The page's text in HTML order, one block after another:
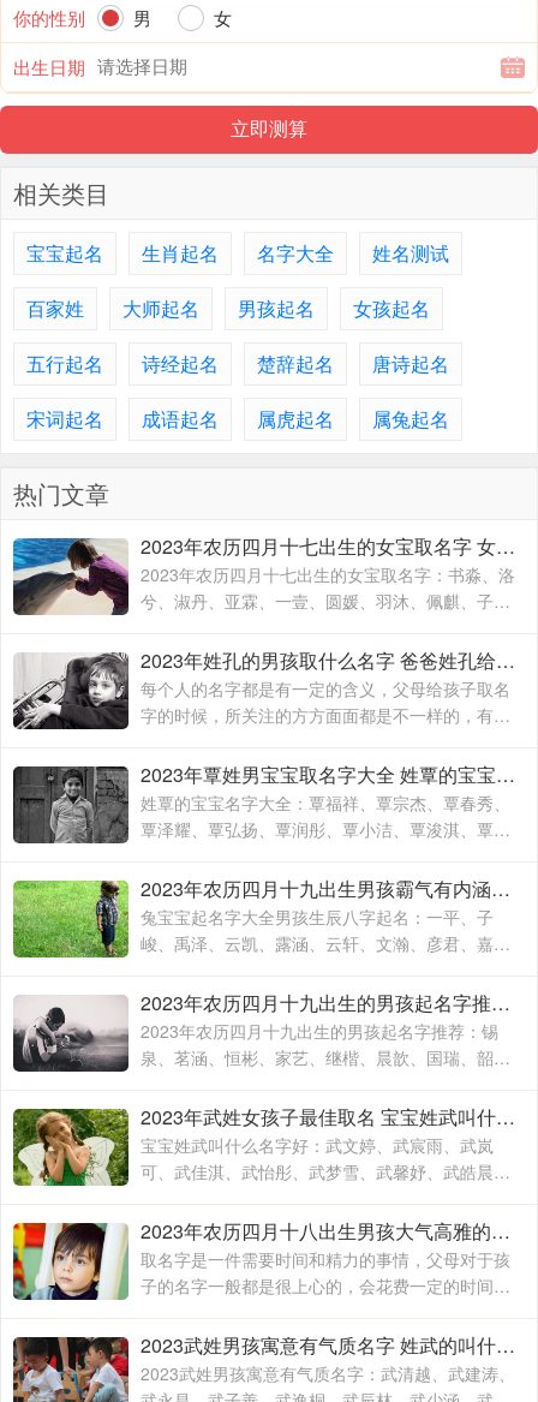
你的性别
男
女
出生日期
相关类目
宝宝起名 生肖起名 名字大全
姓名测试
百家姓
大师起名 男孩起名
女孩起名
五行起名
诗经起名 楚辞起名
唐诗起名
宋词起名
成语起名 属虎起名 属兔起名
热门文章
2023年农历四月十七出生的女宝取名字 女宝宝名字大全2023属兔
2023年农历四月十七出生的女宝取名字：书淼、洛
兮、淑丹、亚霖、一壹、圆媛、羽沐、佩麒、子
卉、冰馨、伶瑶、青霖、翠云、雯雨、可菡、宸
佑、书玮、彤晴、禾木
2023年姓孔的男孩取什么名字 爸爸姓孔给宝宝取名
每个人的名字都是有一定的含义，父母给孩子取名
字的时候，所关注的方方面面都是不一样的，有的
时候就算是同名同姓的人，相信所展现出来的寓意
也是有所不同的，这主要要看父母对于孩子的期待
和要求
2023年覃姓男宝宝取名字大全 姓覃的宝宝名字大全
姓覃的宝宝名字大全：覃福祥、覃宗杰、覃春秀、
覃泽耀、覃弘扬、覃润彤、覃小洁、覃浚淇、覃炳
坤、覃玉阳、覃宗宝、覃兴隆、覃天予、覃欣君、
覃瑞源、覃吉米、覃熙
2023年农历四月十九出生男孩霸气有内涵的名字 兔宝宝起名字大全男孩生辰八字起名
兔宝宝起名字大全男孩生辰八字起名：一平、子
峻、禹泽、云凯、露涵、云轩、文瀚、彦君、嘉
林、霄云、子栋、亦心、梓玉、洛伊、宸溪、浩
明、沐一、浚泽、智豪、鑫磊
2023年农历四月十九出生的男孩起名字推荐 兔年男孩名字2023年名字大全
2023年农历四月十九出生的男孩起名字推荐：锡
泉、茗涵、恒彬、家艺、继楷、晨歆、国瑞、韶
涵、融淳、道明、一惟、智铭、佳洛、奕谨、君
然、明杨、冠泽、晓锋、
2023年武姓女孩子最佳取名 宝宝姓武叫什么名字好
宝宝姓武叫什么名字好：武文婷、武宸雨、武岚
可、武佳淇、武怡彤、武梦雪、武馨妤、武皓晨、
武楚妍、武子懿、武宸羽、武思敏、武梓榆、武思
诺、武奕君、武涵雨、武
2023年农历四月十八出生男孩大气高雅的名字 2023年男孩姓名大全
取名字是一件需要时间和精力的事情，父母对于孩
子的名字一般都是很上心的，会花费一定的时间和
精力去取，毕竟不出意外的话，一个名字会伴随孩
子的出生到结束，贯穿孩子的一生
2023武姓男孩寓意有气质名字 姓武的叫什么名字
2023武姓男孩寓意有气质名字：武清越、武建涛、